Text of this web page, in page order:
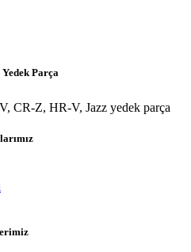
Parça
CR-Z, HR-V, Jazz yedek parça